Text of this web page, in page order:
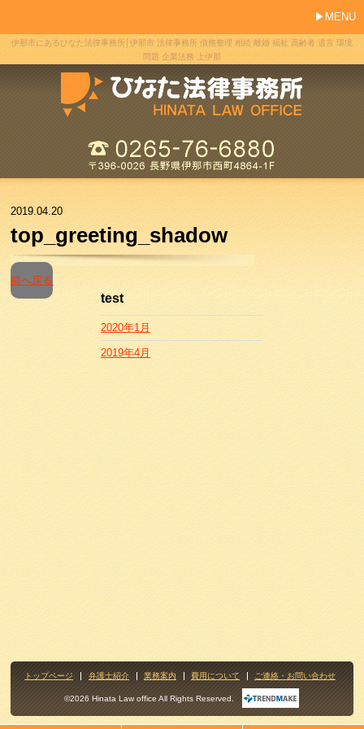
MENU
伊那市にあるひなた法律事務所│伊那市 法律事務所 債務整理 相続 離婚 福祉 高齢者 遺言 環境
問題 企業法務 上伊那
2019.04.20
top_greeting_shadow
前へ戻る
test
2020年1月
2019年4月
トップページ 弁護士紹介 業務案内 費用について ご連絡・お問い合わせ
©2026 Hinata Law office All Rights Reserved.